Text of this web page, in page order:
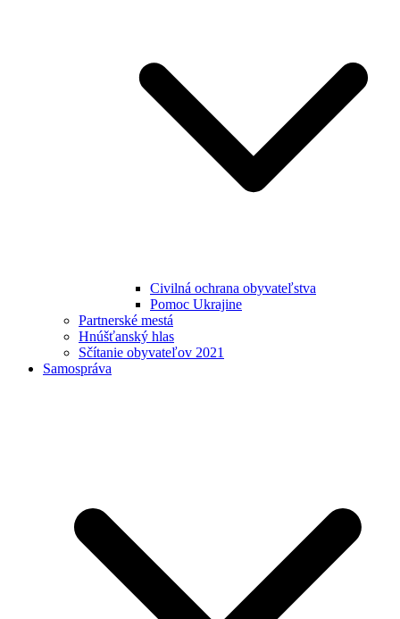
Civilná ochrana obyvateľstva
Pomoc Ukrajine
Partnerské mestá
Hnúšťanský hlas
Sčítanie obyvateľov 2021
Samospráva